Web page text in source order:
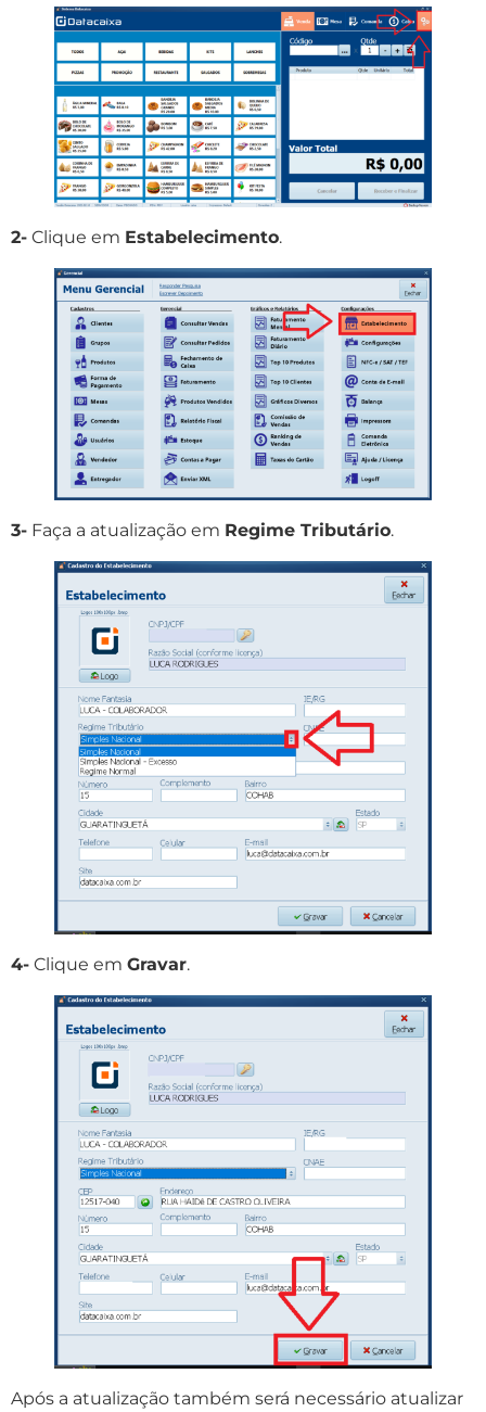
2- Clique em Estabelecimento.
3- Faça a atualização em Regime Tributário.
4- Clique em Gravar.
Após a atualização também será necessário atualizar